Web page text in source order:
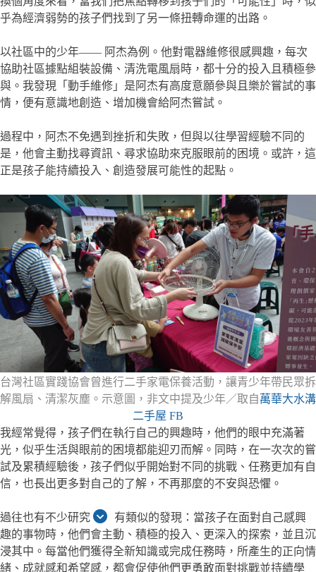
乎為經濟弱勢的孩子們找到了另一條扭轉命運的出路。
以社區中的少年—— 阿杰為例。他對電器維修很感興趣，每次
協助社區據點組裝設備、清洗電風扇時，都十分的投入且積極參
與。我發現「動手維修」是阿杰有高度意願參與且樂於嘗試的事
情，便有意識地創造、增加機會給阿杰嘗試。
過程中，阿杰不免遇到挫折和失敗，但與以往學習經驗不同的
是，他會主動找尋資訊、尋求協助來克服眼前的困境。或許，這
正是孩子能持續投入、創造發展可能性的起點。
台灣社區實踐協會曾進行二手家電保養活動，讓青少年帶民眾拆
解風扇、清潔灰塵。示意圖，非文中提及少年／取自萬華大水溝
二手屋 FB
我經常覺得，孩子們在執行自己的興趣時，他們的眼中充滿著
光，似乎生活與眼前的困境都能迎刃而解。同時，在一次次的嘗
試及累積經驗後，孩子們似乎開始對不同的挑戰、任務更加有自
信，也長出更多對自己的了解，不再那麼的不安與恐懼。
過往也有不少研究
有類似的發現：當孩子在面對自己感興
趣的事物時，他們會主動、積極的投入、更深入的探索，並且沉
浸其中。每當他們獲得全新知識或完成任務時，所產生的正向情
緒、成就感和希望感，都會促使他們更勇敢面對挑戰並持續學